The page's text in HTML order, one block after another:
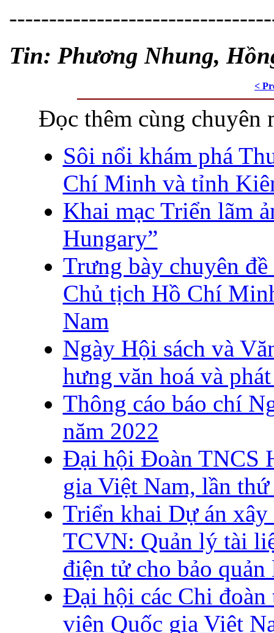
Tin: Phương Nhung,
<
Đọc thêm cùng chuyên
Sôi nổi khám phá
Chí Minh và tỉnh
Khai mạc Triển lãm
Hungary”
Trưng bày chuyên
Chủ tịch Hồ Chí
Nam
Ngày Hội sách và
hưng văn hoá và
Thông cáo báo chí
năm 2022
Đại hội Đoàn TNCS
gia Việt Nam, lần
Triển khai Dự án
TCVN: Quản lý tài
điện tử cho bảo quản
Đại hội các Chi
viện Quốc gia Việt